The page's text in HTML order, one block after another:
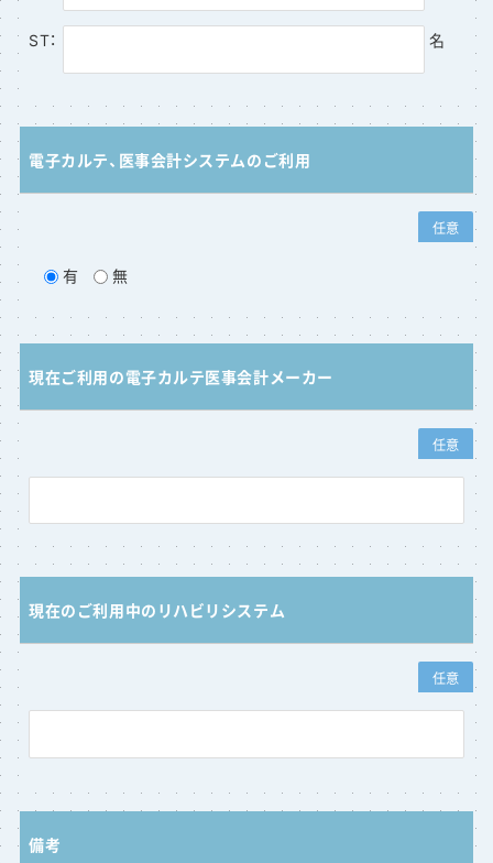
ST： 名
電子カルテ、医事会計システムのご利用
任意
有 無
現在ご利用の電子カルテ医事会計メーカー
任意
現在のご利用中のリハビリシステム
任意
備考